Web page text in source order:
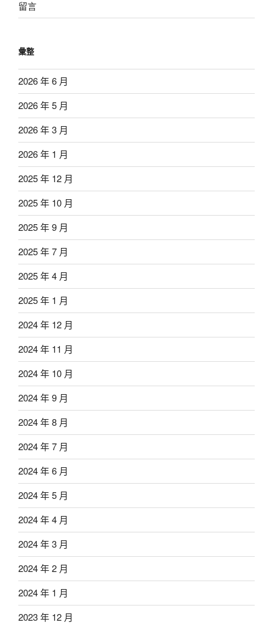
留言
彙整
2026 年 6 月
2026 年 5 月
2026 年 3 月
2026 年 1 月
2025 年 12 月
2025 年 10 月
2025 年 9 月
2025 年 7 月
2025 年 4 月
2025 年 1 月
2024 年 12 月
2024 年 11 月
2024 年 10 月
2024 年 9 月
2024 年 8 月
2024 年 7 月
2024 年 6 月
2024 年 5 月
2024 年 4 月
2024 年 3 月
2024 年 2 月
2024 年 1 月
2023 年 12 月